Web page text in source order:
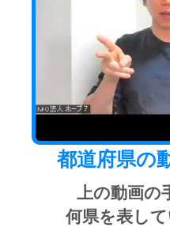
都道府県の
上の動画の
何県を表し